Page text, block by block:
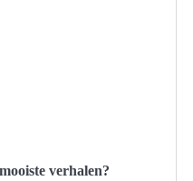
verhalen?